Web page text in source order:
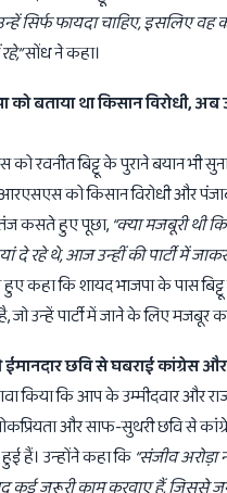
सिर्फ फायदा चाहिए,इसलिए वह
,”सोंध ने कहा।
को बताया था किसान विरोधी,अब
को रवनीत बिट्टू के पुराने बयान भी
को किसान विरोधी और
तंज कसते हुए पूछा, “क्या मजबूरी थी
दे रहे थे,आज उन्हीं की पार्टी में
कहा कि शायद भाजपा के पास
उन्हें पार्टी में जाने के लिए मजबूर
छवि से घबराई कांग्रेस
किया कि आप के उम्मीदवार और
और साफ-सुथरी छवि से
हुई हैं। उन्होंने कहा कि“संजीव अरोड़ा